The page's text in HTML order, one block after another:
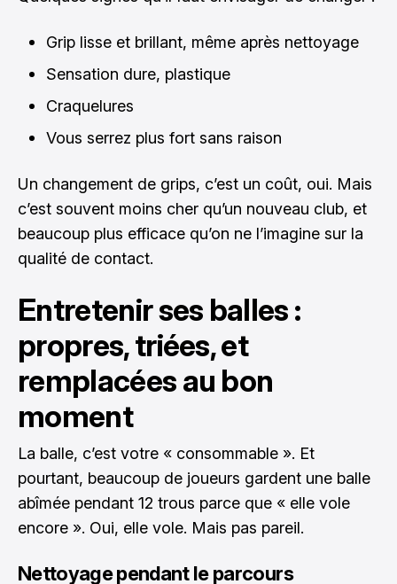
Grip lisse et brillant, même après nettoyage
Sensation dure, plastique
Craquelures
Vous serrez plus fort sans raison
Un changement de grips, c’est un coût, oui. Mais
c’est souvent moins cher qu’un nouveau club, et
beaucoup plus efficace qu’on ne l’imagine sur la
qualité de contact.
Entretenir ses balles :
propres, triées, et
remplacées au bon
moment
La balle, c’est votre « consommable ». Et
pourtant, beaucoup de joueurs gardent une balle
abîmée pendant 12 trous parce que « elle vole
encore ». Oui, elle vole. Mais pas pareil.
Nettoyage pendant le parcours